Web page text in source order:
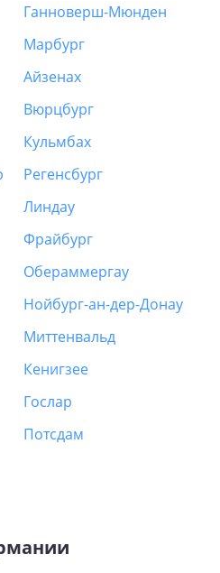
Ганноверш-Мюнден
Марбург
Айзенах
Вюрцбург
Кульмбах
Регенсбург
Линдау
Фрайбург
Обераммергау
Нойбург-ан-дер-Донау
Миттенвальд
Кенигзее
Гослар
Потсдам